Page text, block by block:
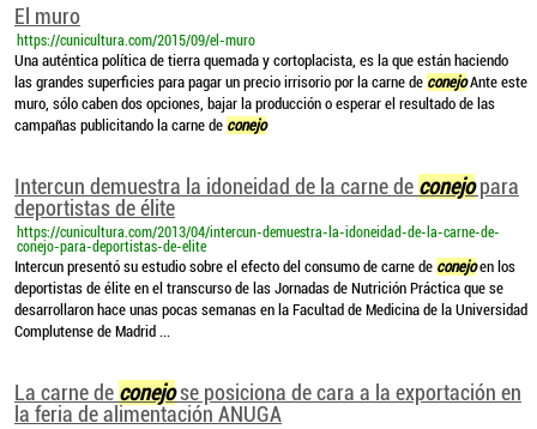
El muro
https://cunicultura.com/2015/09/el-muro
Una auténtica política de tierra quemada y cortoplacista, es la que están haciendo
las grandes superficies para pagar un precio irrisorio por la carne de conejoAnte este
muro, sólo caben dos opciones, bajar la producción o esperar el resultado de las
campañas publicitando la carne de conejo
Intercun demuestra la idoneidad de la carne de conejopara
deportistas de élite
https://cunicultura.com/2013/04/intercun-demuestra-la-idoneidad-de-la-carne-de-
conejo-para-deportistas-de-elite
Intercun presentó su estudio sobre el efecto del consumo de carne de conejoen los
deportistas de élite en el transcurso de las Jornadas de Nutrición Práctica que se
desarrollaron hace unas pocas semanas en la Facultad de Medicina de la Universidad
Complutense de Madrid ...
La carne de conejose posiciona de cara a la exportación en
la feria de alimentación ANUGA